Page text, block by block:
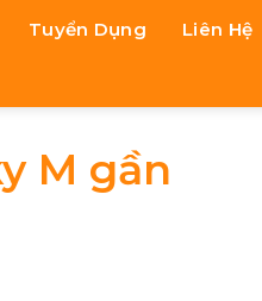
Tuyển Dụng Liên Hệ
M gần